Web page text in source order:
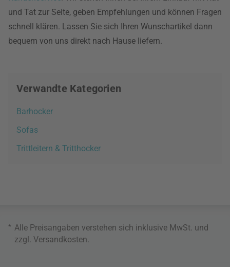
und Tat zur Seite, geben Empfehlungen und können Fragen
schnell klären. Lassen Sie sich Ihren Wunschartikel dann
bequem von uns direkt nach Hause liefern.
Verwandte Kategorien
Barhocker
Sofas
Trittleitern & Tritthocker
* Alle Preisangaben verstehen sich inklusive MwSt. und
zzgl. Versandkosten.